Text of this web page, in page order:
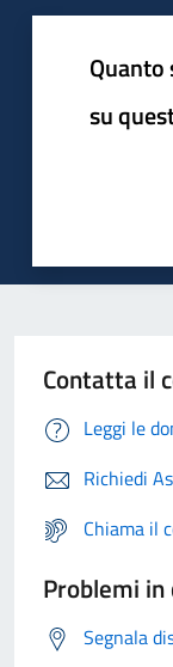
su
Contatta il
Leggi le
Richiedi
Chiama il
Problemi
Segnala